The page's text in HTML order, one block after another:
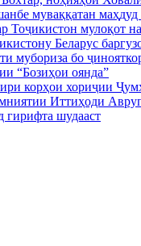
муваққатан
мулоқот
Беларус
мубориза бо
“Бозиҳои оянда”
корҳои хориҷии
Иттиҳоди
гирифта шудааст